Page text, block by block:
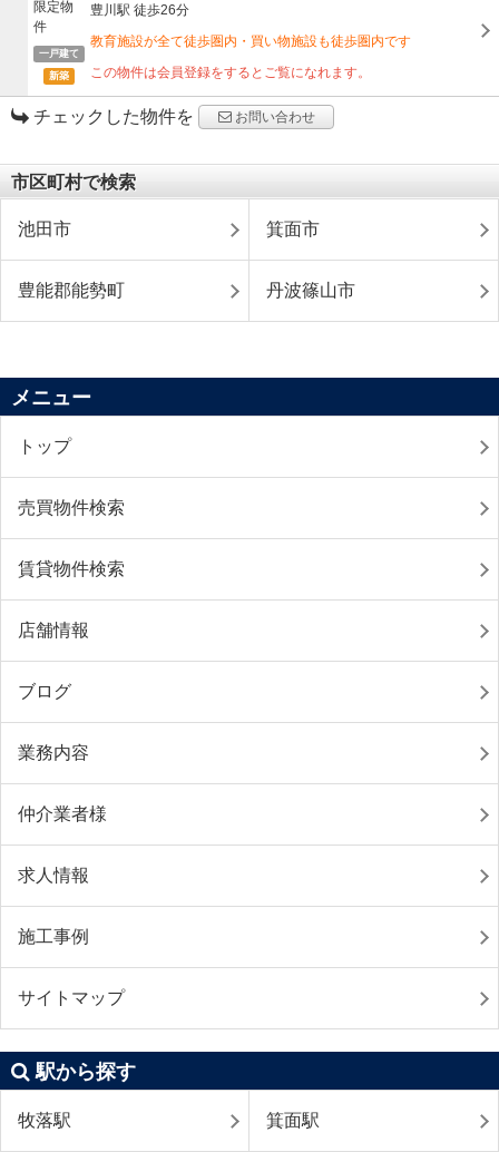
一戸建て
新築
豊川駅 徒歩26分
教育施設が全て徒歩圏内・買い物施設も徒歩圏内です
この物件は会員登録をするとご覧になれます。
チェックした物件を お問い合わせ
市区町村で検索
池田市 箕面市
豊能郡能勢町 丹波篠山市
メニュー
トップ
売買物件検索
賃貸物件検索
店舗情報
ブログ
業務内容
仲介業者様
求人情報
施工事例
サイトマップ
駅から探す
牧落駅 箕面駅